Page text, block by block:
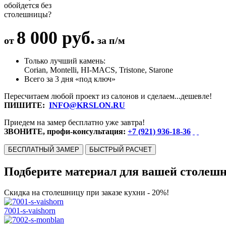
обойдется без
столешницы?
от 8 000 руб. за п/м
Только лучший камень:
Corian, Montelli, HI-MACS, Tristone, Starone
Всего за 3 дня «под ключ»
Пересчитаем любой проект из салонов и сделаем...дешевле!
ПИШИТЕ: INFO@KRSLON.RU
Приедем на замер бесплатно уже завтра!
ЗВОНИТЕ, профи-консультация: +7 (921) 936-18-36
БЕСПЛАТНЫЙ ЗАМЕР БЫСТРЫЙ РАСЧЕТ
Подберите материал для вашей
Скидка на столешницу при заказе кухни - 20%!
7001-s-vaishorn